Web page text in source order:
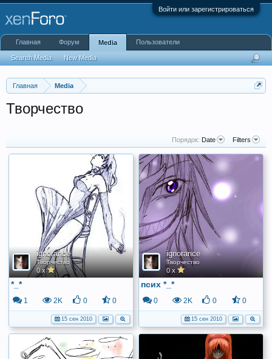
Войти или зарегистрироваться
Главная Media
Творчество
Порядок: Date Filters
ignorance
Творчество
0 x
*_*
1 2K 0 0
15 сен 2010
ignorance
Творчество
0 x
псих *_*
0 2K 0 0
15 сен 2010
Главная Форум Media
Search Media New Media
Пользователи